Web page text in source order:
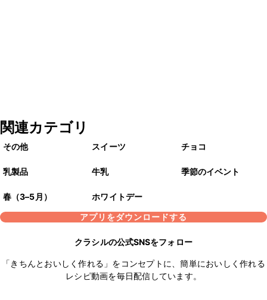
関連カテゴリ
その他 スイーツ チョコ
乳製品 牛乳 季節のイベント
春（3–5月）
ホワイトデー
アプリをダウンロードする
クラシルの公式SNSをフォロー
「きちんとおいしく作れる」をコンセプトに、簡単においしく作れる
レシピ動画を毎日配信しています。